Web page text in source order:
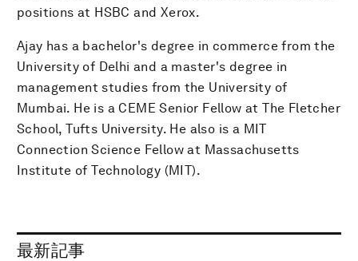
positions at HSBC and Xerox.
Ajay has a bachelor's degree in commerce from the
University of Delhi and a master's degree in
management studies from the University of
Mumbai. He is a CEME Senior Fellow at The Fletcher
School, Tufts University. He also is a MIT
Connection Science Fellow at Massachusetts
Institute of Technology (MIT).
最新記事